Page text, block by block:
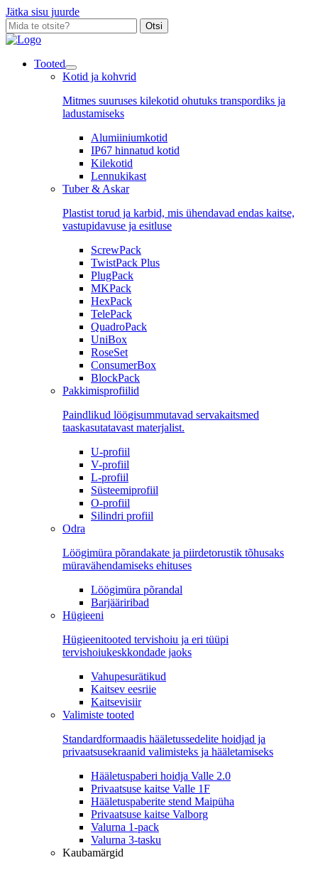
Jätka sisu juurde
Otsi
Tooted
Kotid ja kohvrid
Mitmes suuruses kilekotid ohutuks transpordiks ja
ladustamiseks
Alumiiniumkotid
IP67 hinnatud kotid
Kilekotid
Lennukikast
Tuber & Askar
Plastist torud ja karbid, mis ühendavad endas kaitse,
vastupidavuse ja esitluse
ScrewPack
TwistPack Plus
PlugPack
MKPack
HexPack
TelePack
QuadroPack
UniBox
RoseSet
ConsumerBox
BlockPack
Pakkimisprofiilid
Paindlikud löögisummutavad servakaitsmed
taaskasutatavast materjalist.
U-profiil
V-profiil
L-profiil
Süsteemiprofiil
O-profiil
Silindri profiil
Odra
Löögimüra põrandakate ja piirdetorustik tõhusaks
müravähendamiseks ehituses
Löögimüra põrandal
Barjääriribad
Hügieeni
Hügieenitooted tervishoiu ja eri tüüpi
tervishoiukeskkondade jaoks
Vahupesurätikud
Kaitsev eesriie
Kaitsevisiir
Valimiste tooted
Standardformaadis hääletussedelite hoidjad ja
privaatsusekraanid valimisteks ja hääletamiseks
Hääletuspaberi hoidja Valle 2.0
Privaatsuse kaitse Valle 1F
Hääletuspaberite stend Maipüha
Privaatsuse kaitse Valborg
Valurna 1-pack
Valurna 3-tasku
Kaubamärgid